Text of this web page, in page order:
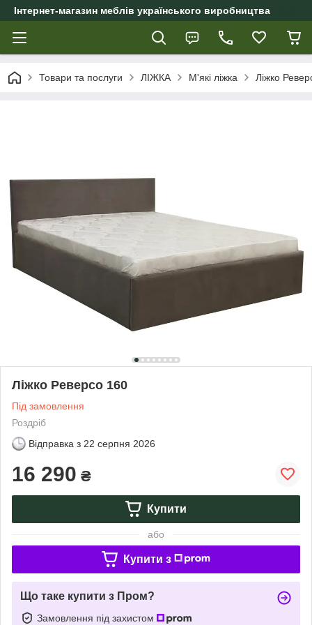
Інтернет-магазин меблів українського виробництва
Товари та послуги ЛІЖКА М'які ліжка Ліжко
Ліжко Реверсо 160
Під замовлення
Роздріб
Відправка з 22 серпня 2026
16 290 ₴
Купити
або
Купити з
Що таке купити з Пром?
Замовлення під захистом